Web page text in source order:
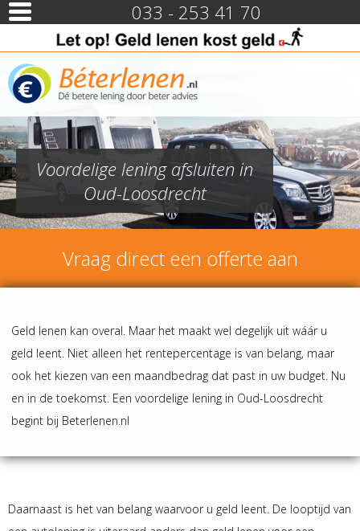
033 - 253 41 70
Voordelige lening afsluiten in
Oud-Loosdrecht
Vraag direct een offerte aan
Geld lenen kan overal. Maar het maakt wel degelijk uit wáár u
geld leent. Niet alleen het rentepercentage is van belang, maar
ook het kiezen van een maandbedrag dat past in uw budget. Nu
en in de toekomst. Een voordelige lening in Oud-Loosdrecht
begint bij Beterlenen.nl
Daarnaast is het van belang waarvoor u geld leent. De looptijd van